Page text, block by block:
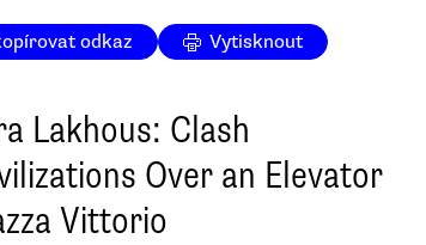
odkaz Vytisknout
Lakhous: Clash
Over an Elevator
Vittorio